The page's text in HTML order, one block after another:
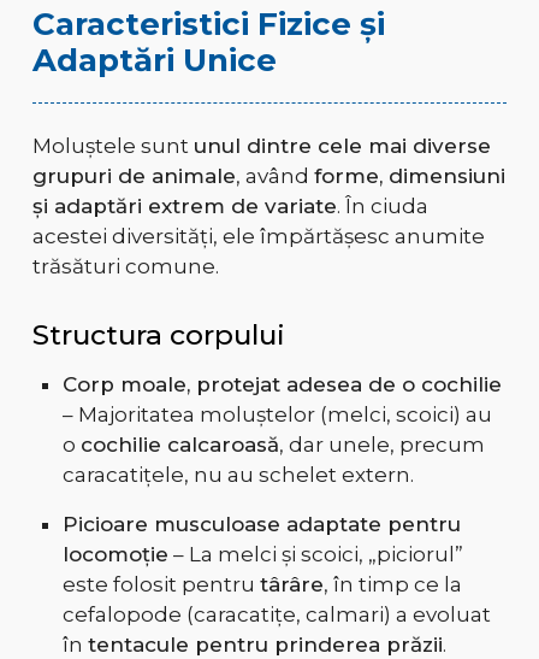
Caracteristici Fizice și
Adaptări Unice
Moluștele sunt unul dintre cele mai diverse
grupuri de animale, având forme, dimensiuni
și adaptări extrem de variate. În ciuda
acestei diversități, ele împărtășesc anumite
trăsături comune.
Structura corpului
Corp moale, protejat adesea de o cochilie
– Majoritatea moluștelor (melci, scoici) au
o cochilie calcaroasă, dar unele, precum
caracatițele, nu au schelet extern.
Picioare musculoase adaptate pentru
locomoție – La melci și scoici, „piciorul”
este folosit pentru târâre, în timp ce la
cefalopode (caracatițe, calmari) a evoluat
în tentacule pentru prinderea prăzii.